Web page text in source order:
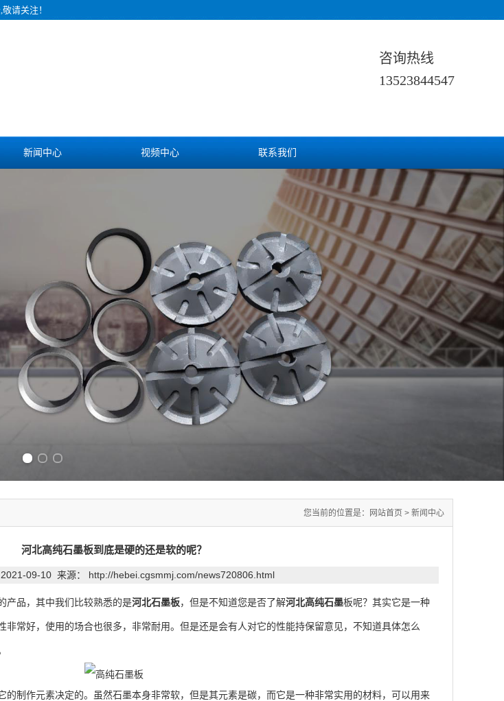
请关注！
咨询热线
13523844547
新闻中心 视频中心 联系我们
您当前的位置是： 网站首页 > 新闻中心
河北高纯石墨板到底是硬的还是软的呢？
09-10 来源： http://hebei.cgsmmj.com/news720806.html
产品，其中我们比较熟悉的是河北石墨板，但是不知道您是否了解河北高纯石墨板呢？其实它是一种
常好，使用的场合也很多，非常耐用。但是还是会有人对它的性能持保留意见，不知道具体怎么
的制作元素决定的。虽然石墨本身非常软，但是其元素是碳，而它是一种非常实用的材料，可以用来